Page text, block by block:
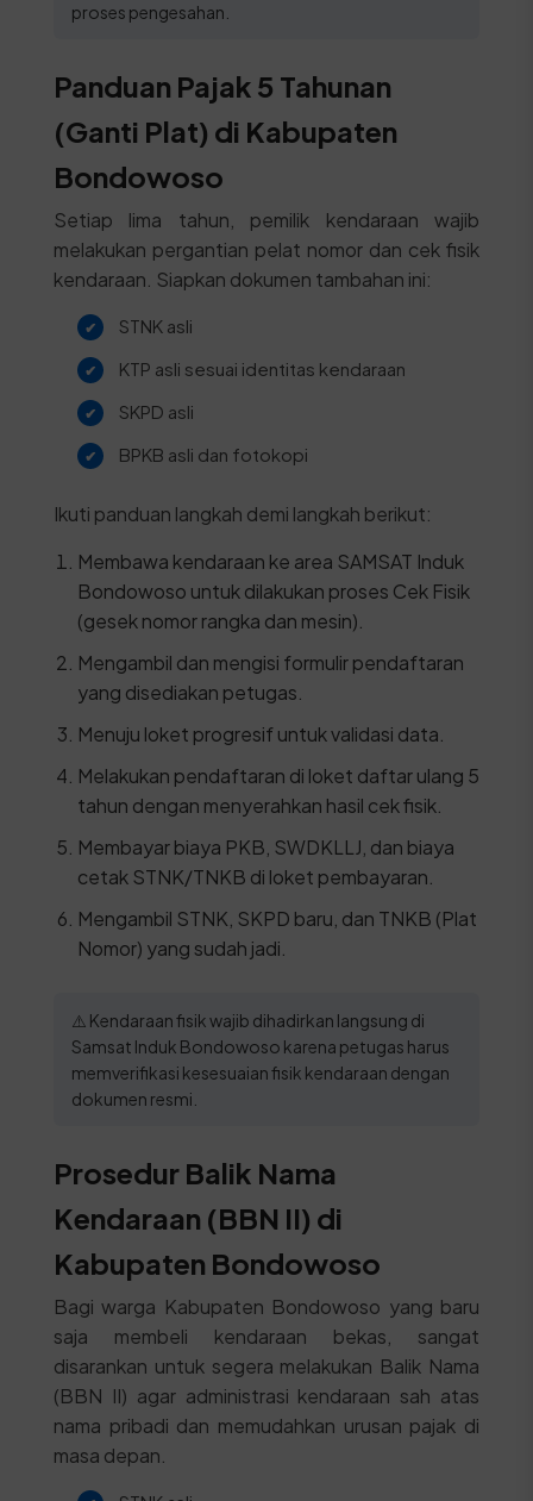
proses pengesahan.
Panduan Pajak 5 Tahunan
(Ganti Plat) di Kabupaten
Bondowoso
Setiap lima tahun, pemilik kendaraan wajib
melakukan pergantian pelat nomor dan cek fisik
kendaraan. Siapkan dokumen tambahan ini:
STNK asli
KTP asli sesuai identitas kendaraan
SKPD asli
BPKB asli dan fotokopi
Ikuti panduan langkah demi langkah berikut:
Membawa kendaraan ke area SAMSAT Induk
Bondowoso untuk dilakukan proses Cek Fisik
(gesek nomor rangka dan mesin).
Mengambil dan mengisi formulir pendaftaran
yang disediakan petugas.
Menuju loket progresif untuk validasi data.
Melakukan pendaftaran di loket daftar ulang 5
tahun dengan menyerahkan hasil cek fisik.
Membayar biaya PKB, SWDKLLJ, dan biaya
cetak STNK/TNKB di loket pembayaran.
Mengambil STNK, SKPD baru, dan TNKB (Plat
Nomor) yang sudah jadi.
⚠️ Kendaraan fisik wajib dihadirkan langsung di
Samsat Induk Bondowoso karena petugas harus
memverifikasi kesesuaian fisik kendaraan dengan
dokumen resmi.
Prosedur Balik Nama
Kendaraan (BBN II) di
Kabupaten Bondowoso
Bagi warga Kabupaten Bondowoso yang baru
saja membeli kendaraan bekas, sangat
disarankan untuk segera melakukan Balik Nama
(BBN II) agar administrasi kendaraan sah atas
nama pribadi dan memudahkan urusan pajak di
masa depan.